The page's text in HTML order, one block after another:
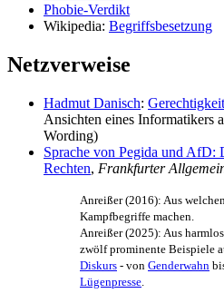
Phobie-Verdikt
Wikipedia: Begriffsbesetzung
Netzverweise
Hadmut Danisch:
Ansichten eines Informatikers
Wording)
Sprache von Pegida und AfD:
Rechten, Frankfurter
Anreißer (2016): Aus
Kampfbegriffe machen.
Anreißer (2025): Aus
zwölf prominente Beispiele
Diskurs - von Genderwahn
Lügenpresse.